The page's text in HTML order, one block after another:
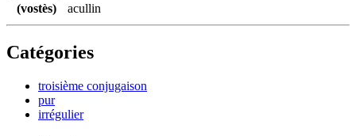
(vostès)
acullin
Catégories
troisième conjugaison
pur
irrégulier